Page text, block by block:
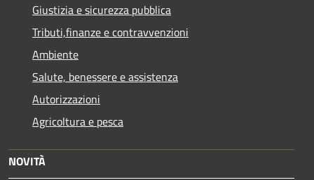
Giustizia e sicurezza pubblica
Tributi,finanze e contravvenzioni
Ambiente
Salute, benessere e assistenza
Autorizzazioni
Agricoltura e pesca
NOVITÀ